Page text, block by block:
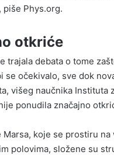
a
piše Phys.org.
otkriće
trajala debata o tome
se očekivalo, sve dok
višeg naučnika Instituta
ponudila značajno
Marsa, koje se prostiru na
polovima, složene su